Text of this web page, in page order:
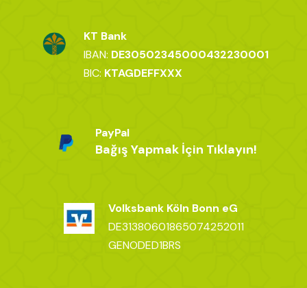
KT Bank
IBAN: DE30502345000432230001
BIC: KTAGDEFFXXX
PayPal
Bağış Yapmak İçin Tıklayın!
Volksbank Köln Bonn eG
DE31380601865074252011
GENODED1BRS